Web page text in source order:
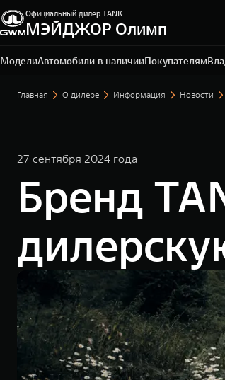
Официальный дилер TANK
МЭЙДЖОР Олимп
МоделиАвтомобили в наличииПокупателям
Санкт-Петербург, ул. Исполкомская, д.
+7 (812) 565-64-29
Главная О дилере Информация Новости
27 сентября 2024 года
Бренд